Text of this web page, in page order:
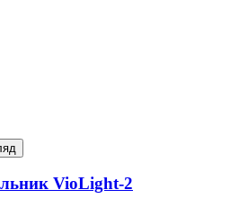
VioLight-2